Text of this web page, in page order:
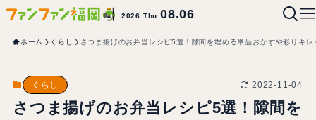
2026 Thu08.06
ホーム くらし さつま揚げのお弁当レシピ5選！隙間を埋める単品おかずや彩りキ
くらし 2022-11-04
さつま揚げのお弁当レシピ5選！隙間を